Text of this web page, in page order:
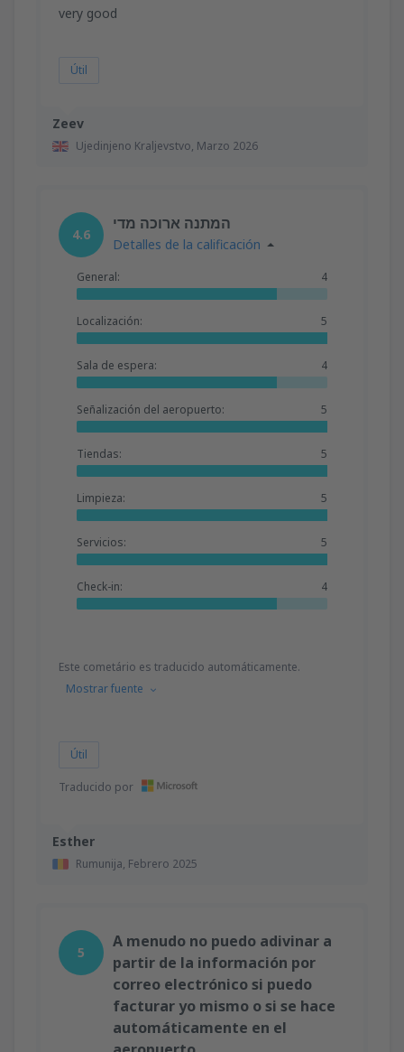
Zeev
Ujedinjeno Kraljevstvo, Marzo 2026
very good
Útil
Esther
Rumunija, Febrero 2025
4.6
המתנה ארוכה מדי
Detalles de la calificación
General: 4
Localización: 5
Sala de espera: 4
Señalización del aeropuerto: 5
Tiendas: 5
Limpieza: 5
Servicios: 5
Check-in: 4
Este cometário es traducido automáticamente.
Mostrar fuente
Útil
Traducido por
5
A menudo no puedo adivinar a
partir de la información por
correo electrónico si puedo
facturar yo mismo o si se hace
automáticamente en el